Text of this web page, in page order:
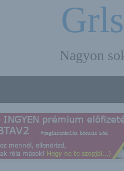
Nagyon